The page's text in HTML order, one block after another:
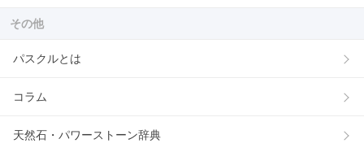
その他
パスクルとは
コラム
天然石・パワーストーン辞典